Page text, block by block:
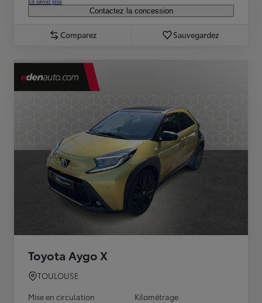
En savoir plus
Contactez la concession
Comparez Sauvegardez
Toyota Aygo X
TOULOUSE
Mise en circulation
Kilométrage